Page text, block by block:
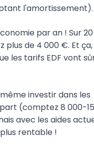
l'amortissement).
par an ! Sur
plus de 4 000 €. Et
les tarifs EDF vont
investir dans les
(comptez 8 000-
avec les aides
rentable !